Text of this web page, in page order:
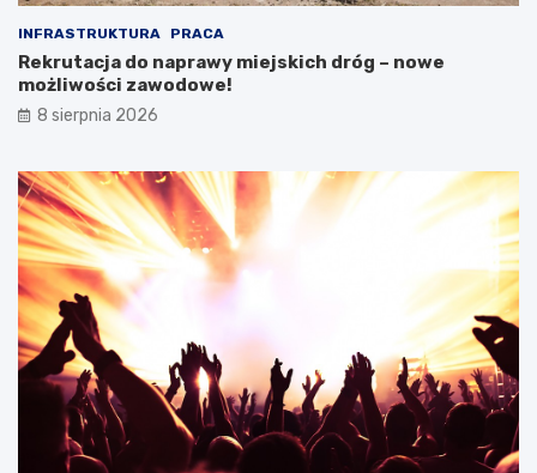
INFRASTRUKTURA PRACA
Rekrutacja do naprawy miejskich dróg – nowe
możliwości zawodowe!
8 sierpnia 2026